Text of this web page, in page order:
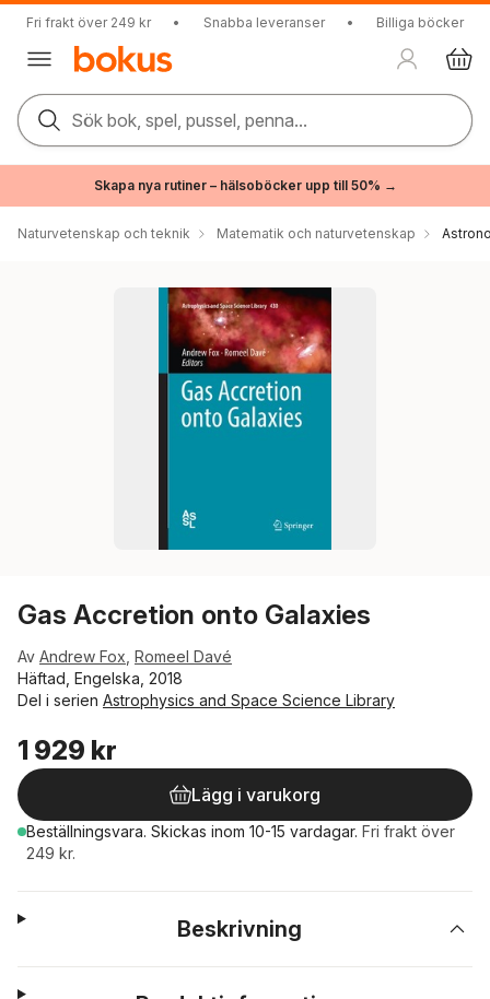
Fri frakt över 249 kr • Snabba leveranser • Billiga böcker
Sök bok, spel, pussel, penna...
Skapa nya rutiner – hälsoböcker upp till 50% →
Naturvetenskap och teknik Matematik och naturvetenskap
Gas Accretion onto Galaxies
Av Andrew Fox Romeel Davé
Häftad, Engelska, 2018
Del i serien Astrophysics and Space Science Library
1 929 kr
Lägg i varukorg
Beställningsvara. Skickas inom 10-15 vardagar. Fri frakt över
249 kr.
Beskrivning